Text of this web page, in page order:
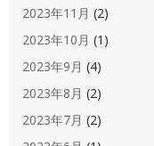
2023年11月 (2)
2023年10月 (1)
2023年9月 (4)
2023年8月 (2)
2023年7月 (2)